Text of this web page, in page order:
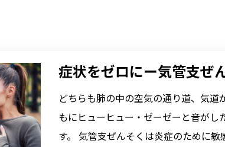
症状をゼロにー気管支ぜ
どちらも肺の中の空気の通り道、気道
もにヒューヒュー・ゼーゼーと音がし
す。 気管支ぜんそくは炎症のために